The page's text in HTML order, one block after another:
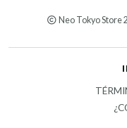
Neo Tokyo Store